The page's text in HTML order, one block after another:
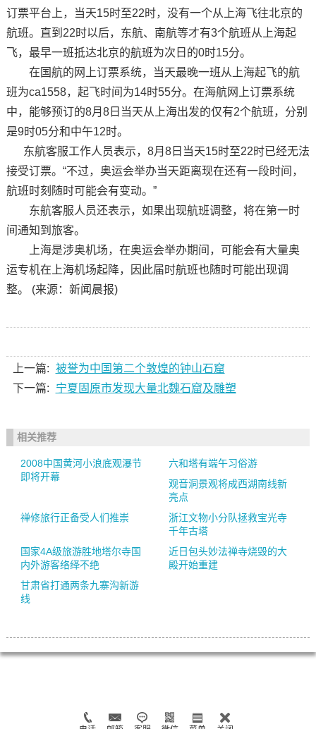
订票平台上，当天15时至22时，没有一个从上海飞往北京的
航班。直到22时以后，东航、南航等才有3个航班从上海起
飞，最早一班抵达北京的航班为次日的0时15分。
在国航的网上订票系统，当天最晚一班从上海起飞的航
班为ca1558，起飞时间为14时55分。在海航网上订票系统
中，能够预订的8月8日当天从上海出发的仅有2个航班，分别
是9时05分和中午12时。
东航客服工作人员表示，8月8日当天15时至22时已经无法
接受订票。“不过，奥运会举办当天距离现在还有一段时间，
航班时刻随时可能会有变动。”
东航客服人员还表示，如果出现航班调整，将在第一时
间通知到旅客。
上海是涉奥机场，在奥运会举办期间，可能会有大量奥
运专机在上海机场起降，因此届时航班也随时可能出现调
整。 (来源：新闻晨报)
上一篇: 被誉为中国第二个敦煌的钟山石窟
下一篇:
宁夏固原市发现大量北魏石窟及雕塑
相关推荐
2008中国黄河小浪底观瀑节
即将开幕
六和塔有端午习俗游
观音洞景观将成西湖南线新
亮点
禅修旅行正备受人们推崇
浙江文物小分队拯救宝光寺
千年古塔
国家4A级旅游胜地塔尔寺国
内外游客络绎不绝
近日包头妙法禅寺烧毁的大
殿开始重建
甘肃省打通两条九寨沟新游
线